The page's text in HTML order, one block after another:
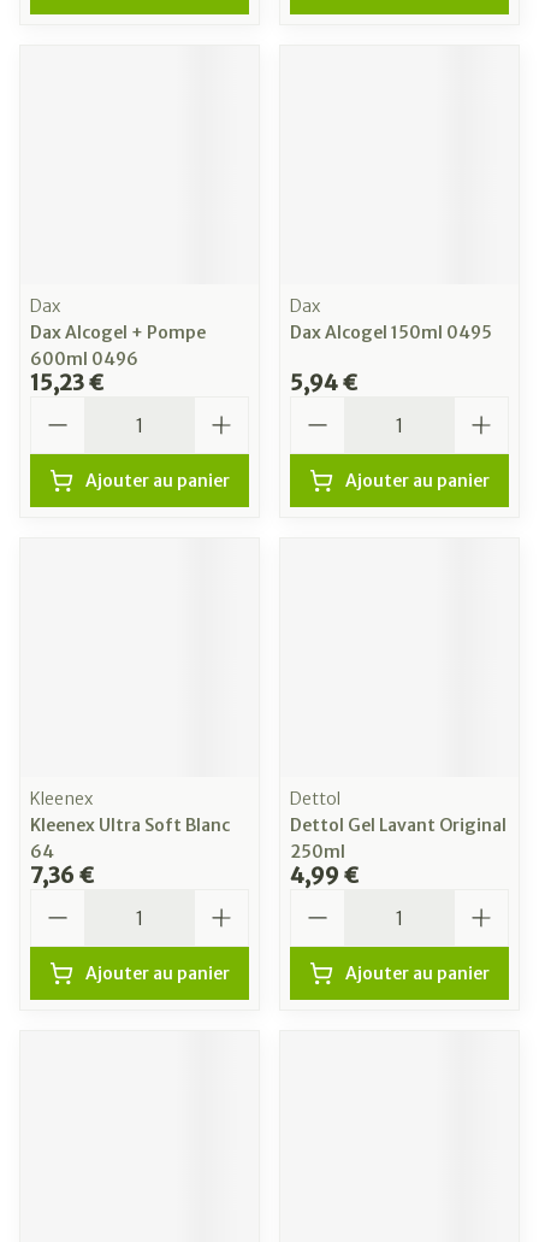
Dax
Dax Alcogel + Pompe
600ml 0496
15,23 €
Ajouter au panier
Dax
Dax Alcogel 150ml 0495
5,94 €
Ajouter au panier
Kleenex
Kleenex Ultra Soft Blanc
64
7,36 €
Ajouter au panier
Dettol
Dettol Gel Lavant Original
250ml
4,99 €
Ajouter au panier